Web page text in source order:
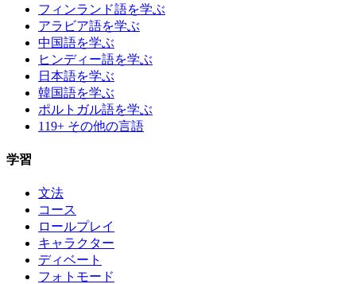
フィンランド語を学ぶ
アラビア語を学ぶ
中国語を学ぶ
ヒンディー語を学ぶ
日本語を学ぶ
韓国語を学ぶ
ポルトガル語を学ぶ
119+ その他の言語
学習
文法
コース
ロールプレイ
キャラクター
ディベート
フォトモード